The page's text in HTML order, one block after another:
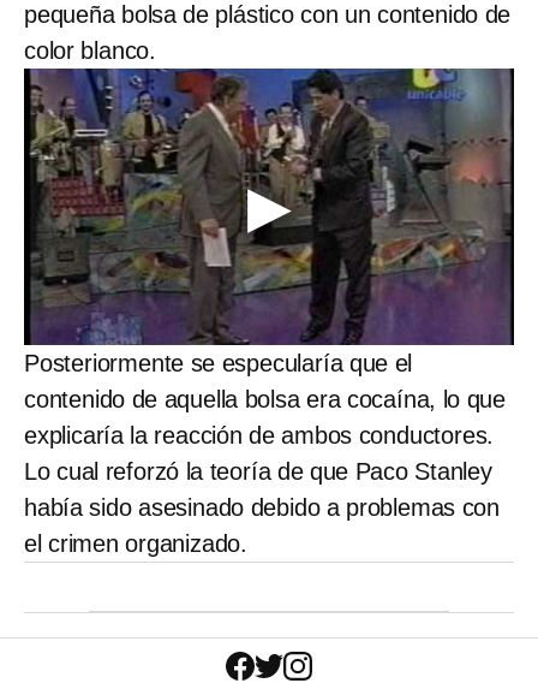
pequeña bolsa de plástico con un contenido de
color blanco.
Posteriormente se especularía que el
contenido de aquella bolsa era cocaína, lo que
explicaría la reacción de ambos conductores.
Lo cual reforzó la teoría de que Paco Stanley
había sido asesinado debido a problemas con
el crimen organizado.